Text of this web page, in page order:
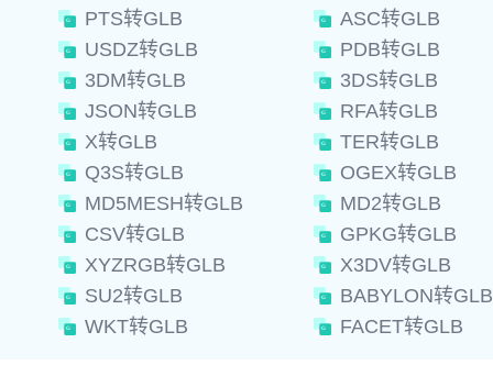
PTS转GLB ASC转GLB
USDZ转GLB PDB转GLB
3DM转GLB 3DS转GLB
JSON转GLB RFA转GLB
X转GLB TER转GLB
Q3S转GLB OGEX转GLB
MD5MESH转GLB MD2转GLB
CSV转GLB GPKG转GLB
XYZRGB转GLB X3DV转GLB
SU2转GLB BABYLON转GLB
WKT转GLB FACET转GLB